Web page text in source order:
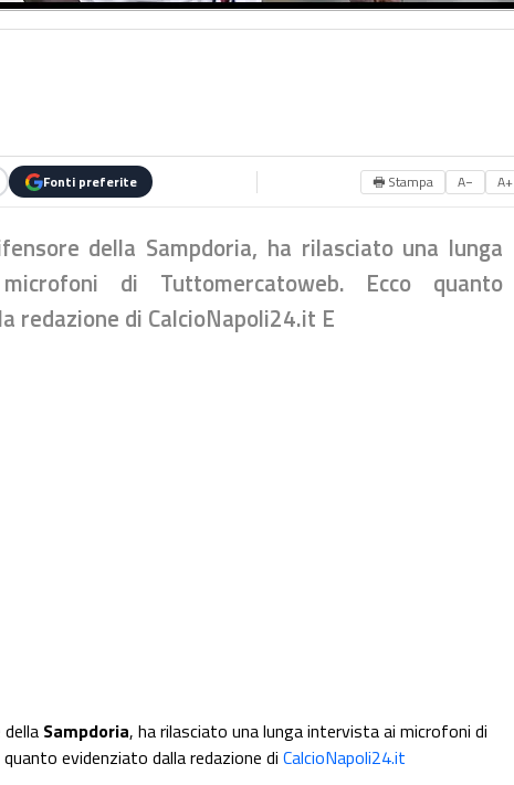
Fonti preferite 🖶 Stampa A− A+
della Sampdoria, ha rilasciato una lunga
di Tuttomercatoweb. Ecco quanto
redazione di CalcioNapoli24.it E
Sampdoria, ha rilasciato una lunga intervista ai microfoni di
quanto evidenziato dalla redazione di CalcioNapoli24.it